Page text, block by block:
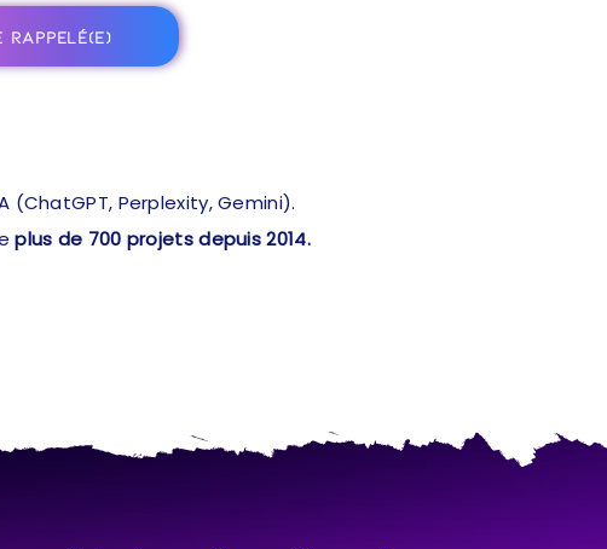
RAPPELÉ(E)
Perplexity, Gemini).
plus de 700 projets depuis 2014.